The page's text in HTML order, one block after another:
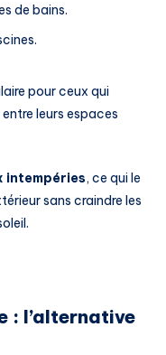
de bains.
pour ceux qui
leurs espaces
intempéries, ce qui le
sans craindre les
: l’alternative